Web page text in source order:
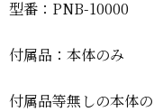
型番：PNB-10000
付属品：本体のみ
付属品等無しの本体